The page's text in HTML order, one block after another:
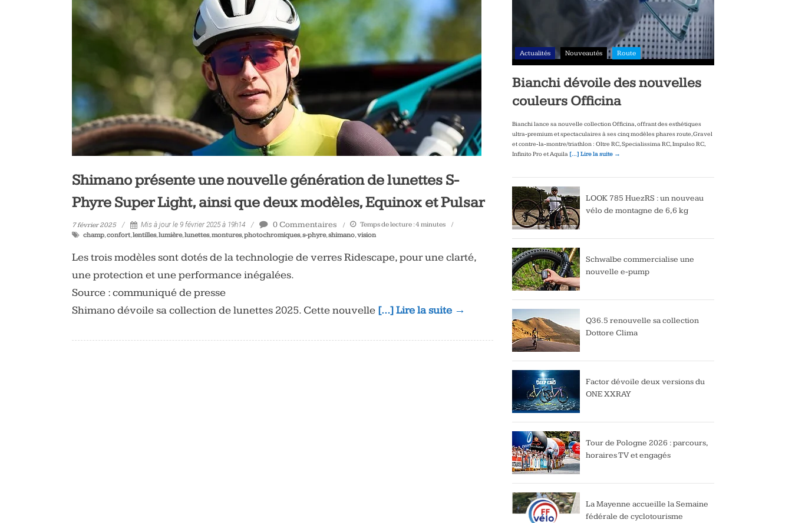
et
triathlon
Shimano présente une nouvelle génération de lunettes S-
Phyre Super Light, ainsi que deux modèles, Equinox et Pulsar
7 février 2025 Mis à jour le 9 février 2025 à 19h14 0 Commentaires Temps de lecture :4 minutes
champ,confort,lentilles,lumière,lunettes,montures,photochromiques,s-phyre,shimano,vision
Les trois modèles sont dotés de la technologie de verres Ridescape, pour une clarté,
une protection et une performance inégalées.
Source : communiqué de presse
Shimano dévoile sa collection de lunettes 2025. Cette nouvelle […] Lire la suite →
Actualités Nouveautés Route
Bianchi dévoile des nouvelles
couleurs Officina
Bianchi lance sa nouvelle collection Officina, offrant des esthétiques
ultra‑premium et spectaculaires à ses cinq modèles phares route, Gravel
et contre‑la‑montre/triathlon : Oltre RC, Specialissima RC, Impulso RC,
Infinito Pro et Aquila […] Lire la suite →
LOOK 785 HuezRS : un nouveau
vélo de montagne de 6,6 kg
Schwalbe commercialise une
nouvelle e-pump
Q36.5 renouvelle sa collection
Dottore Clima
Factor dévoile deux versions du
ONE XXRAY
Tour de Pologne 2026 : parcours,
horaires TV et engagés
La Mayenne accueille la Semaine
fédérale de cyclotourisme